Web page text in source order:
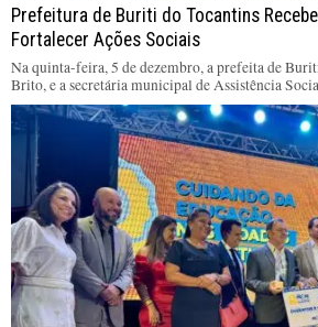
Prefeitura de Buriti do Tocantins
Fortalecer Ações Sociais
Na quinta-feira, 5 de dezembro, a prefeita de
Brito, e a secretária municipal de Assistência